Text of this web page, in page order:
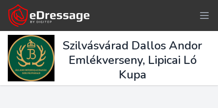
Szilvásvárad Dallos Andor
Emlékverseny, Lipicai Ló
Kupa